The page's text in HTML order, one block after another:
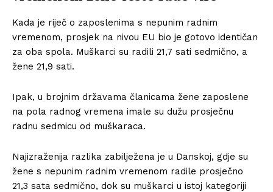
Kada je riječ o zaposlenima s nepunim radnim
vremenom, prosjek na nivou EU bio je gotovo identičan
za oba spola. Muškarci su radili 21,7 sati sedmično, a
žene 21,9 sati.
Ipak, u brojnim državama članicama žene zaposlene
na pola radnog vremena imale su dužu prosječnu
radnu sedmicu od muškaraca.
Najizraženija razlika zabilježena je u Danskoj, gdje su
žene s nepunim radnim vremenom radile prosječno
21,3 sata sedmično, dok su muškarci u istoj kategoriji